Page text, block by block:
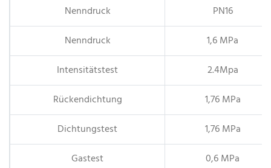
Nenndruck
PN16
Nenndruck
1,6 MPa
Intensitätstest
2.4Mpa
Rückendichtung
1,76 MPa
Dichtungstest
1,76 MPa
Gastest
0,6 MPa